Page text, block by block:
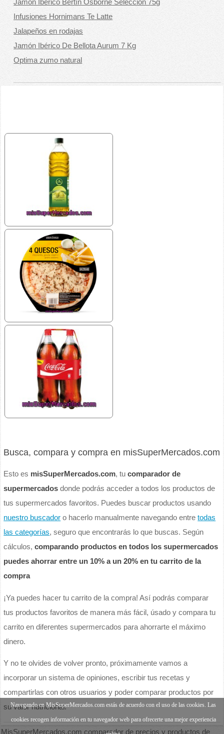
Jamón Ibérico Bertín Osborne Selección 75g
Infusiones Hornimans Te Latte
Jalapeños en rodajas
Jamón Ibérico De Bellota Aurum 7 Kg
Optima zumo natural
Busca, compara y compra en misSuperMercados.com
Esto es misSuperMercados.com, tucomparador de
supermercados donde podrás acceder a todos los productos de
tus supermercados favoritos. Puedes buscar productos usando
nuestro buscador o hacerlo manualmente navegando entretodas
las categorías, seguro que encontrarás lo que buscas. Según
cálculos,comparando productos en todos los supermercados
puedes ahorrar entre un 10% a un 20% en tu carrito de la
compra
¡Ya puedes hacer tu carrito de la compra! Así podrás comparar
tus productos favoritos de manera más fácil, úsado y compara tu
carrito en diferentes supermercados para ahorrarte el máximo
dinero.
Y no te olvides de volver pronto, próximamente vamos a
incorporar un sistema de opiniones, escribir tus recetas y
compartirlas con otros usuarios y poder comparar productos por
su valor nutricional.
MisSuperMercados.com comparador de precios y productos de
Navegando en MisSuperMercados.com estás de acuerdo con el uso de las cookies. Las
cookies recogen información en tu navegador web para ofrecerte una mejor experiencia